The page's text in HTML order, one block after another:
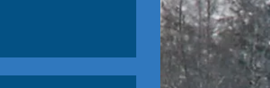
Hohentauern